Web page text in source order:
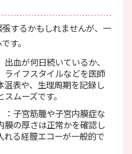
するかもしれませんが、一
す。
血が何日続いているか、
ライフスタイルなどを医師
温表や、生理周期を記録し
ムーズです。
：子宮筋腫や子宮内膜症な
膜の厚さは正常かを確認し
れる経膣エコーが一般的で